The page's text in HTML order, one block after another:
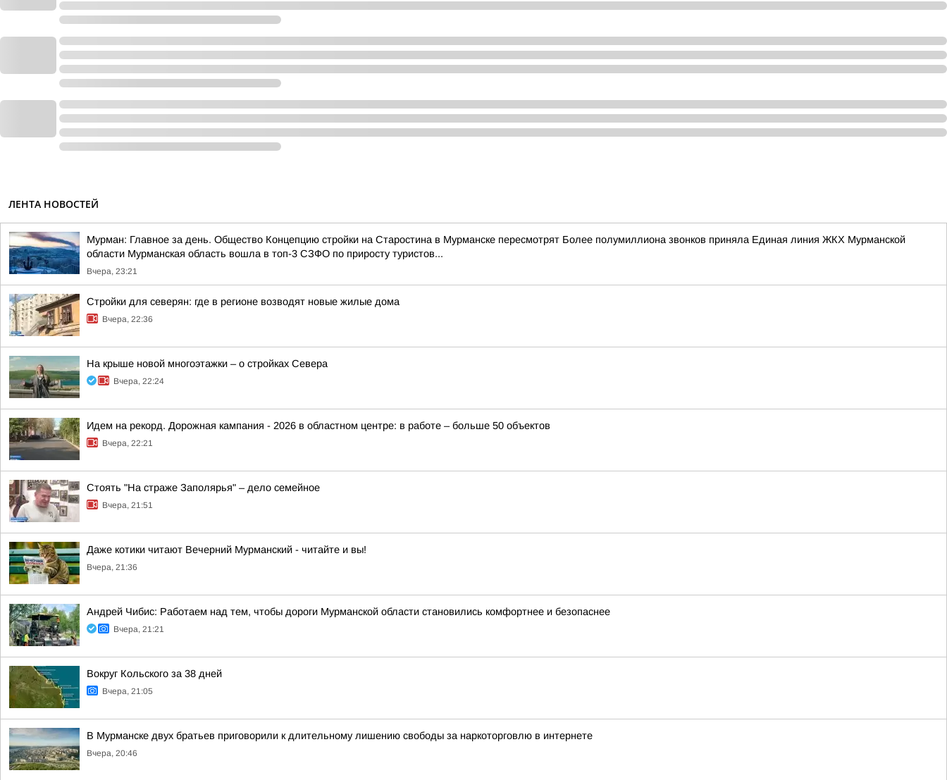
ЛЕНТА НОВОСТЕЙ
Мурман: Главное за день. Общество Концепцию стройки на Старостина в Мурманске пересмотрят Более полумиллиона звонков приняла Единая линия ЖКХ Мурманской
области Мурманская область вошла в топ-3 СЗФО по приросту туристов...
Вчера, 23:21
Стройки для северян: где в регионе возводят новые жилые дома
Вчера, 22:36
На крыше новой многоэтажки – о стройках Севера
Вчера, 22:24
Идем на рекорд. Дорожная кампания - 2026 в областном центре: в работе – больше 50 объектов
Вчера, 22:21
Стоять "На страже Заполярья" – дело семейное
Вчера, 21:51
Даже котики читают Вечерний Мурманский - читайте и вы!
Вчера, 21:36
Андрей Чибис: Работаем над тем, чтобы дороги Мурманской области становились комфортнее и безопаснее
Вчера, 21:21
Вокруг Кольского за 38 дней
Вчера, 21:05
В Мурманске двух братьев приговорили к длительному лишению свободы за наркоторговлю в интернете
Вчера, 20:46